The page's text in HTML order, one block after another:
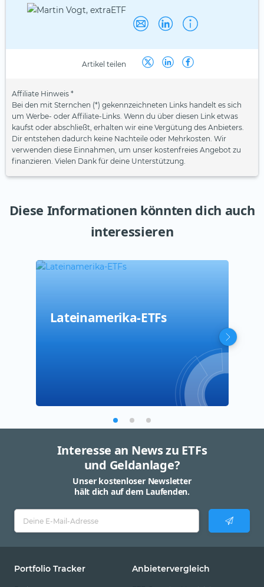
Artikel teilen
Affiliate Hinweis *
Bei den mit Sternchen (*) gekennzeichneten Links handelt es sich
um Werbe- oder Affiliate-Links. Wenn du über diesen Link etwas
kaufst oder abschließt, erhalten wir eine Vergütung des Anbieters.
Dir entstehen dadurch keine Nachteile oder Mehrkosten. Wir
verwenden diese Einnahmen, um unser kostenfreies Angebot zu
finanzieren. Vielen Dank für deine Unterstützung.
Diese Informationen könnten dich auch
interessieren
Lateinamerika-ETFs
Interesse an News zu ETFs
und Geldanlage?
Unser kostenloser Newsletter
hält dich auf dem Laufenden.
Portfolio Tracker Anbietervergleich